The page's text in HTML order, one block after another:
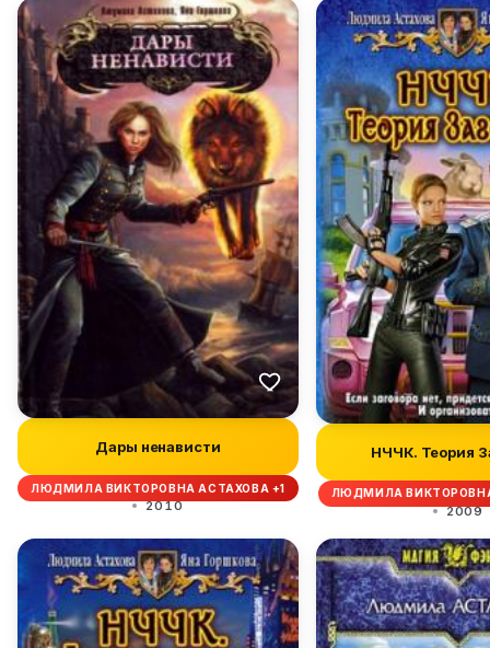
Дары ненависти
ЛЮДМИЛА ВИКТОРОВНА АСТАХОВА +1
2010
НЧЧК. Теория
ЛЮДМИЛА
2009